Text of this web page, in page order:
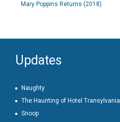
Mary Poppins Returns (2018)
Updates
Naughty
The Haunting of Hotel Transylvania
Snoop